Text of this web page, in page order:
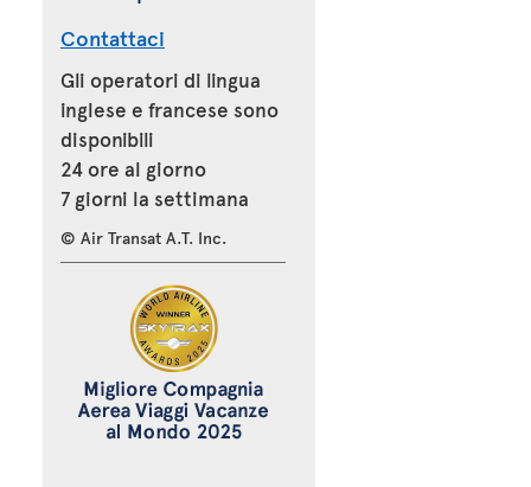
Contattaci
Gli operatori di lingua
inglese e francese sono
disponibili
24 ore al giorno
7 giorni la settimana
© Air Transat A.T. Inc.